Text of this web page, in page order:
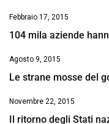
Febbraio 17, 2015
104 mila aziende
Agosto 9, 2015
Le strane mosse del
Novembre 22, 2015
Il ritorno degli Stati